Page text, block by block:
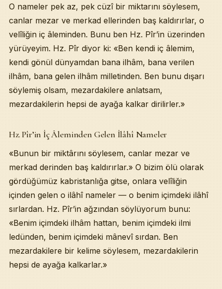
Velîler Zamânın İsrâfîlleridir — Hz. Pîr’in Tâbîri
Velîlik Âyetle Sâbit — Peygamberlerin Vârisleri
Dünyânın Değişik Yerlerinde Ashâbı Kehf Gibi Velîler
Allâh’ı Sevmek Hak — Geçmiş Toplumlarda da Mecnûnlar Var
Avrupa’dan Mecnûn Getirin — Onlar Böyle Sevemez
Batının Gerçek Yüzü — Vahşî, Katil, Zorba
Velî Kullar Var, Ama Biz Görmekten Uzağız
Dînde Herkes Ahkâm Kesiyor
Böyle Küstah, Böyle Hadsiz
«Gözüne Bakma, Çarpılırsın» — Sahte Velî Tasvîri
Belli Bir Dükkânın Ürünleri Onlar — Karanlık Mahfellerde
O nameler pek az, pek cüzî bir miktarını söylesem,
canlar mezar ve merkad ellerinden baş kaldırırlar, o
velîliğin iç âleminden. Bunu ben Hz. Pîr’in üzerinden
yürüyeyim. Hz. Pîr diyor ki: «Ben kendi iç âlemim,
kendi gönül dünyamdan bana ilhâm, bana verilen
ilhâm, bana gelen ilhâm milletinden. Ben bunu dışarı
söylemiş olsam, mezardakilere anlatsam,
mezardakilerin hepsi de ayağa kalkar dirilirler.»
Hz. Pîr’in İç Âleminden Gelen İlâhî Nameler
«Bunun bir miktârını söylesem, canlar mezar ve
merkad derinden baş kaldırırlar.» O bizim ölü olarak
gördüğümüz kabristanlığa gitse, onlara velîliğin
içinden gelen o ilâhî nameler — o benim içimdeki ilâhî
sırlardan. Hz. Pîr’in ağzından söylüyorum bunu:
«Benim içimdeki ilhâm hattan, benim içimdeki ilmi
ledünden, benim içimdeki mânevî sırdan. Ben
mezardakilere bir kelime söylesem, mezardakilerin
hepsi de ayağa kalkarlar.»